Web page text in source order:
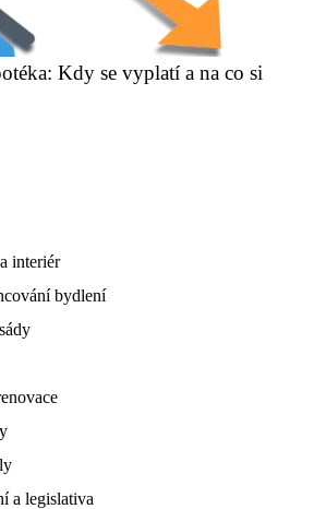
Kdy se vyplatí a na co si
interiér
bydlení
a legislativa